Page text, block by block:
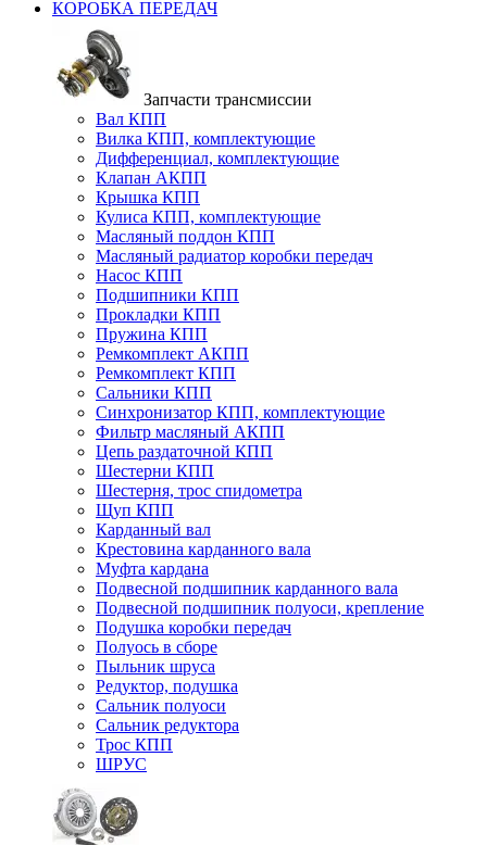
КОРОБКА ПЕРЕДАЧ
Запчасти трансмиссии
Вал КПП
Вилка КПП, комплектующие
Дифференциал, комплектующие
Клапан АКПП
Крышка КПП
Кулиса КПП, комплектующие
Масляный поддон КПП
Масляный радиатор коробки передач
Насос КПП
Подшипники КПП
Прокладки КПП
Пружина КПП
Ремкомплект АКПП
Ремкомплект КПП
Сальники КПП
Синхронизатор КПП, комплектующие
Фильтр масляный АКПП
Цепь раздаточной КПП
Шестерни КПП
Шестерня, трос спидометра
Щуп КПП
Карданный вал
Крестовина карданного вала
Муфта кардана
Подвесной подшипник карданного вала
Подвесной подшипник полуоси, крепление
Подушка коробки передач
Полуось в сборе
Пыльник шруса
Редуктор, подушка
Сальник полуоси
Сальник редуктора
Трос КПП
ШРУС